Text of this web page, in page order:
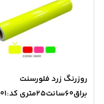
روزرنگ زرد فلورسنت
براق60سانت25متری کد:9001